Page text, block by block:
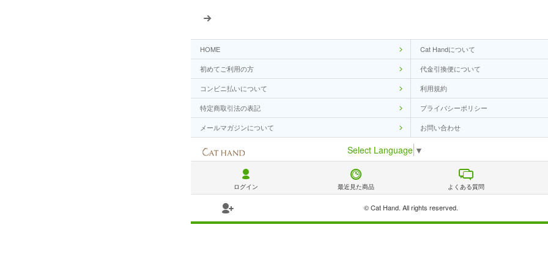
HOME
Cat Handについて
初めてご利用の方
代金引換便について
コンビニ払いについて
利用規約
特定商取引法の表記
プライバシーポリシー
メールマガジンについて
お問い合わせ
Select Language ▼
ログイン 最近見た商品 よくある質問
© Cat Hand. All rights reserved.